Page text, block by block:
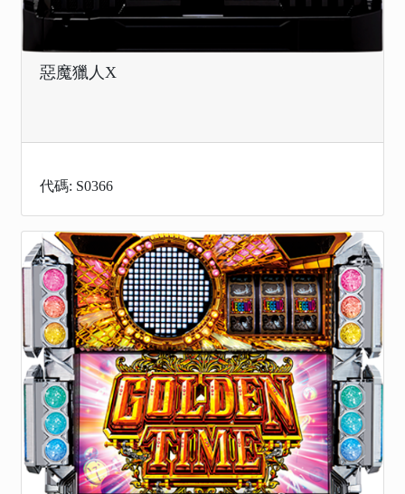
惡魔獵人X
代碼: S0366